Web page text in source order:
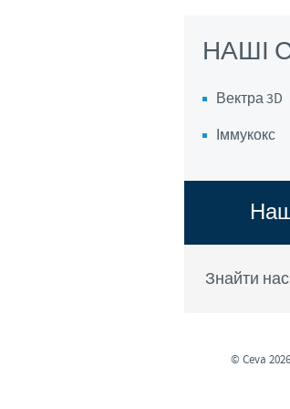
НАШІ
Вектра 3D
Іммукокс
Знайти
© Ceva 2026